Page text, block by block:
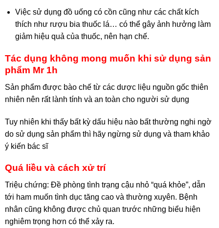
Việc sử dụng đồ uống có cồn cũng như các chất kích
thích như rượu bia thuốc lá… có thể gây ảnh hưởng làm
giảm hiệu quả của thuốc, nên hạn chế.
Tác dụng không mong muốn khi sử dụng sản
phẩm Mr 1h
Sản phẩm được bào chế từ các dược liệu nguồn gốc thiên
nhiên nên rất lành tính và an toàn cho người sử dụng
Tuy nhiên khi thấy bất kỳ dấu hiệu nào bất thường nghi ngờ
do sử dụng sản phẩm thì hãy ngừng sử dụng và tham khảo
ý kiến bác sĩ
Quá liều và cách xử trí
Triệu chứng: Đề phòng tình trạng cậu nhỏ “quá khỏe”, dẫn
tới ham muốn tình dục tăng cao và thường xuyên. Bệnh
nhân cũng không được chủ quan trước những biểu hiện
nghiêm trọng hơn có thể xảy ra.